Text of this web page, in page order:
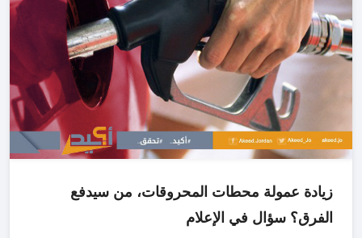
زيادة عمولة محطات المحروقات، من سيدفع
الفرق؟ سؤال في الإعلام